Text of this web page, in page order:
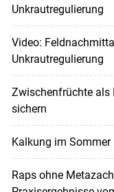
Unkrautregulierung
Video:
Unkrautregulierung
Zwischenfrüchte als
sichern
Kalkung im Sommer
Raps ohne